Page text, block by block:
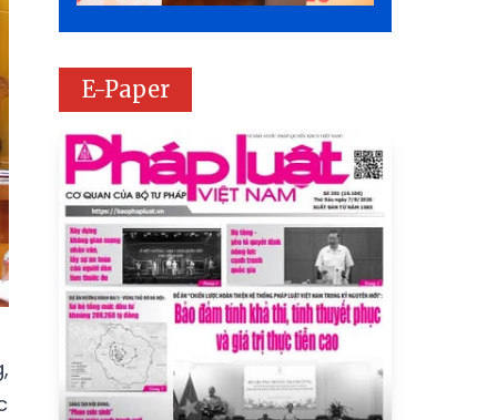
E-Paper